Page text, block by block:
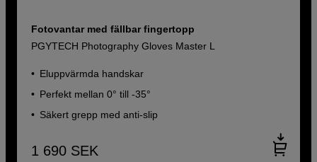
Fotovantar med fällbar fingertopp
PGYTECH Photography Gloves Master L
Eluppvärmda handskar
Perfekt mellan 0° till -35°
Säkert grepp med anti-slip
1 690 SEK